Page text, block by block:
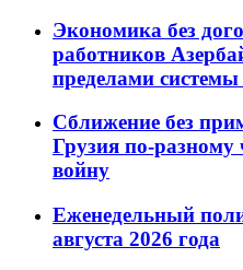
Экономика без
работников
пределами
Сближение без
Грузия по-
войну
Еженедельный
августа 2026 года